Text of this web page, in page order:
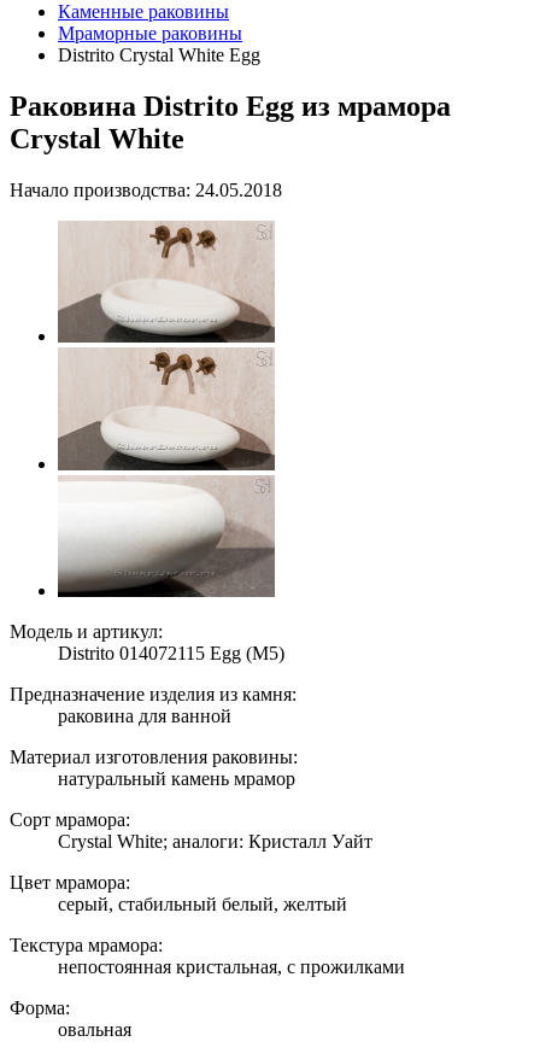
Каменные раковины
Мраморные раковины
Distrito Crystal White Egg
Раковина Distrito Egg из мрамора
Crystal White
Начало производства: 24.05.2018
Модель и артикул:
Distrito 014072115 Egg (M5)
Предназначение изделия из камня:
раковина для ванной
Материал изготовления раковины:
натуральный камень мрамор
Сорт мрамора:
Crystal White; аналоги: Кристалл Уайт
Цвет мрамора:
серый, стабильный белый, желтый
Текстура мрамора:
непостоянная кристальная, с прожилками
Форма:
овальная